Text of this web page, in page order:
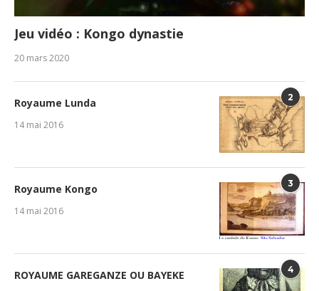
Jeu vidéo : Kongo dynastie
20 mars 2020
2
Royaume Lunda
14 mai 2016
3
Royaume Kongo
14 mai 2016
4
ROYAUME GAREGANZE OU BAYEKE